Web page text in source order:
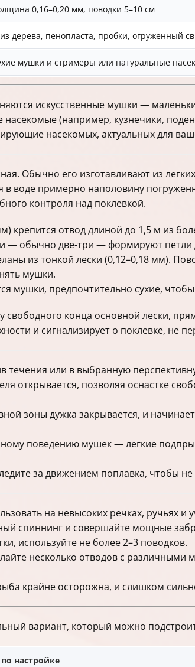
0,16–0,20 мм, поводки 5–10 см
дерева, пенопласта, пробки, огруженный
мушки и стримеры или натуральные
искусственные мушки —
насекомые (например, кузнечики,
насекомых, актуальных для
Обычно его изготавливают из
воде примерно наполовину
контроля над поклевкой.
крепится отвод длиной до 1,5 м из
— обычно две-три — формируют петли
из тонкой лески (0,12–0,18 мм).
мушки.
мушки, предпочтительно сухие,
свободного конца основной лески,
и сигнализирует о поклевке, не
течения или в выбранную
открывается, позволяя оснастке
зоны дужка закрывается, и
поведению мушек — легкие
за движением поплавка, чтобы не
на невысоких речках, ручьях
спиннинг и совершайте мощные
используйте не более 2–3 поводков.
несколько отводов с
крайне осторожна, и слишком
вариант, который можно
настройке